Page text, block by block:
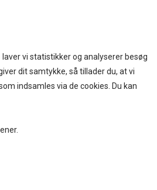
vi statistikker og analyserer besøg
dit samtykke, så tillader du, at vi
indsamles via de cookies. Du kan